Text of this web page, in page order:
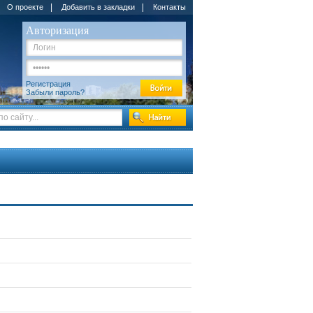
О проекте Добавить в закладки Контакты
Авторизация
Регистрация
Забыли пароль?